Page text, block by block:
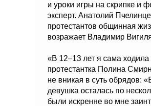
и уроки игры на скрипке и
эксперт. Анатолий
протестантов общинная
возражает Владимир
«В 12–13 лет я сама
протестантка Полина
не вникая в суть обрядов:
девушка осталась по
были искренне во мне